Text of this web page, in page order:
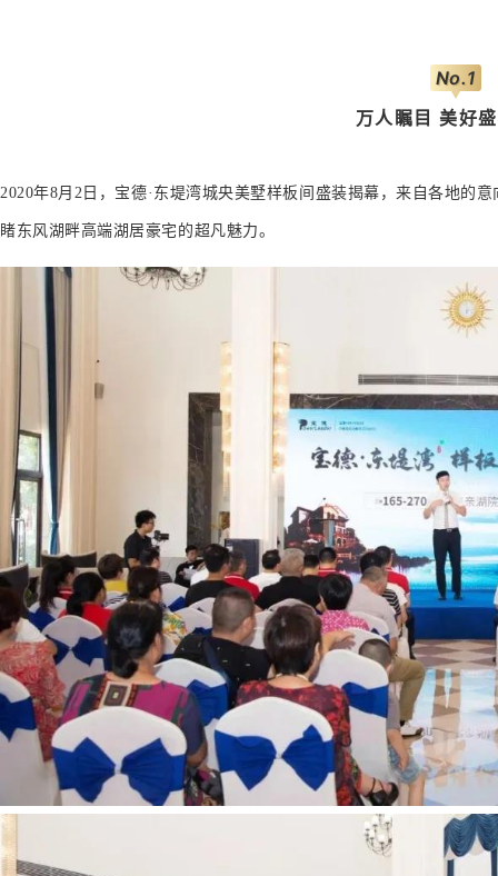
No.1
万人瞩目 美好
2020年8月2日，宝德·东堤湾城央美墅样板间盛装揭幕，来自各地的
睹东风湖畔高端湖居豪宅的超凡魅力。